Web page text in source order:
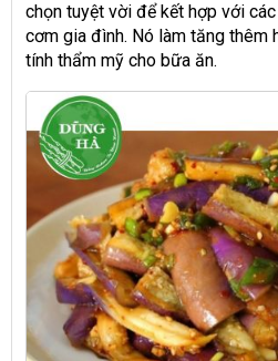
chọn tuyệt vời để kết hợp với
cơm gia đình. Nó làm tăng thêm
tính thẩm mỹ cho bữa ăn.